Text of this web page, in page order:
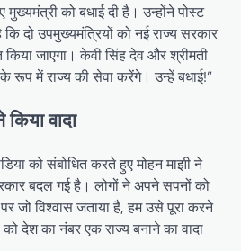
को बधाई दी है। उन्होंने पोस्ट
कि दो उपमुख्यमंत्रियों को नई राज्य सरकार
जाएगा। केवी सिंह देव और श्रीमती
के रूप में राज्य की सेवा करेंगे। उन्हें बधाई!”
वादा
को संबोधित करते हुए मोहन माझी ने
बदल गई है। लोगों ने अपने सपनों को
जो विश्वास जताया है, हम उसे पूरा करने
देश का नंबर एक राज्य बनाने का वादा